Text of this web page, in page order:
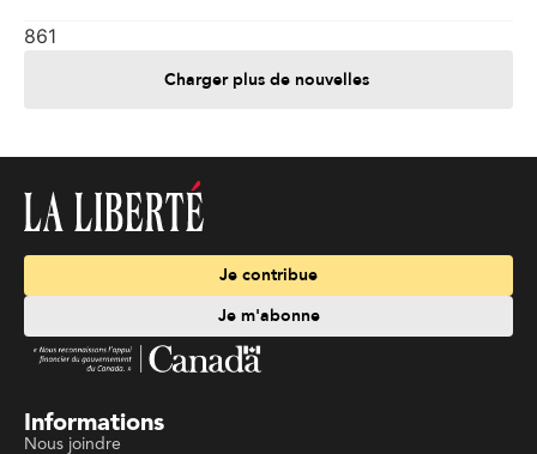
861
Charger plus de nouvelles
Je contribue
Je m'abonne
Informations
Nous joindre